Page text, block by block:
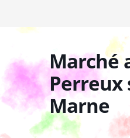
Marché
Perreux
Marne